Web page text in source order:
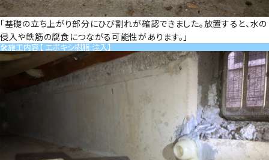
「基礎の立ち上がり部分にひび割れが確認できました。放置すると、水の
侵入や鉄筋の腐食につながる可能性があります。」
🛠施工内容【 エポキシ樹脂 注入】